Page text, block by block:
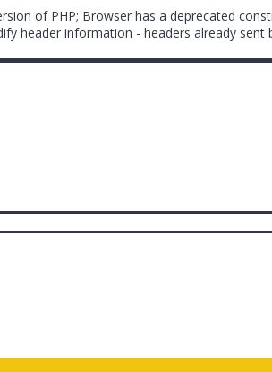
of PHP; Browser has a deprecated
header information - headers already